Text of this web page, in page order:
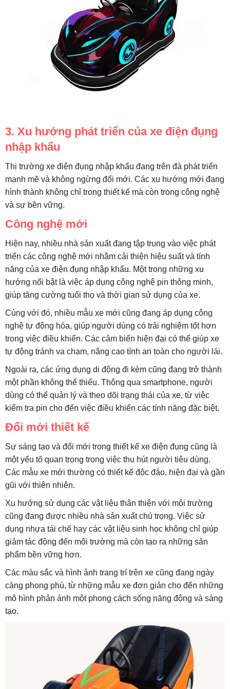
3. Xu hướng phát triển của xe điện đụng
nhập khẩu
Thị trường xe điện đụng nhập khẩu đang trên đà phát triển
mạnh mẽ và không ngừng đổi mới. Các xu hướng mới đang
hình thành không chỉ trong thiết kế mà còn trong công nghệ
và sự bền vững.
Công nghệ mới
Hiện nay, nhiều nhà sản xuất đang tập trung vào việc phát
triển các công nghệ mới nhằm cải thiện hiệu suất và tính
năng của xe điện đụng nhập khẩu. Một trong những xu
hướng nổi bật là việc áp dụng công nghệ pin thông minh,
giúp tăng cường tuổi thọ và thời gian sử dụng của xe.
Cùng với đó, nhiều mẫu xe mới cũng đang áp dụng công
nghệ tự động hóa, giúp người dùng có trải nghiệm tốt hơn
trong việc điều khiển. Các cảm biến hiện đại có thể giúp xe
tự động tránh va chạm, nâng cao tính an toàn cho người lái.
Ngoài ra, các ứng dụng di động đi kèm cũng đang trở thành
một phần không thể thiếu. Thông qua smartphone, người
dùng có thể quản lý và theo dõi trạng thái của xe, từ việc
kiểm tra pin cho đến việc điều khiển các tính năng đặc biệt.
Đổi mới thiết kế
Sự sáng tạo và đổi mới trong thiết kế xe điện đụng cũng là
một yếu tố quan trọng trong việc thu hút người tiêu dùng.
Các mẫu xe mới thường có thiết kế độc đáo, hiện đại và gần
gũi với thiên nhiên.
Xu hướng sử dụng các vật liệu thân thiện với môi trường
cũng đang được nhiều nhà sản xuất chú trọng. Việc sử
dụng nhựa tái chế hay các vật liệu sinh học không chỉ giúp
giảm tác động đến môi trường mà còn tạo ra những sản
phẩm bền vững hơn.
Các màu sắc và hình ảnh trang trí trên xe cũng đang ngày
càng phong phú, từ những mẫu xe đơn giản cho đến những
mô hình phản ánh một phong cách sống năng động và sáng
tạo.